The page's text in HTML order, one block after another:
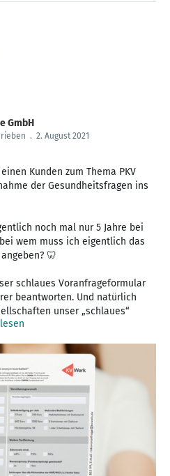
GmbH
. 2. August 2021
Kunden zum Thema PKV
der Gesundheitsfragen ins
noch mal nur 5 Jahre bei
wem muss ich eigentlich das
🦷
schlaues Voranfrageformular
beantworten. Und natürlich
unser „schlaues“